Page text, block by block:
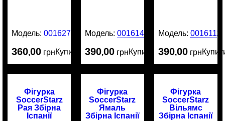
Модель:0016273
360,00 грнКупити
Модель:0016141
390,00 грнКупити
Модель: 0016111
390,00 грн
Фігурка
SoccerStarz
Рая Збірна
Іспанії
Фігурка
SoccerStarz
Ямаль
Збірна Іспанії
Фігурка
SoccerStarz
Вільямс
Збірна Іспанії